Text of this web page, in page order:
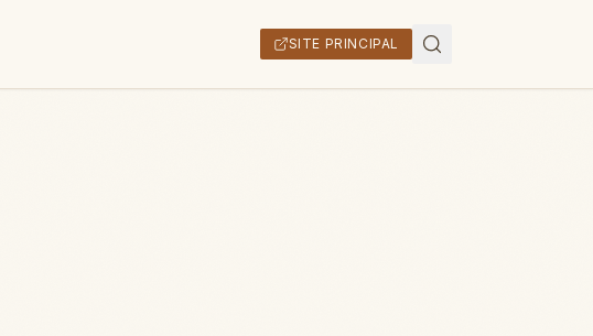
SITE PRINCIPAL